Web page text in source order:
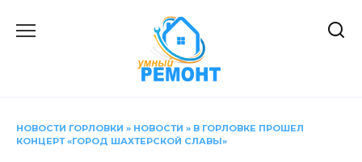
НОВОСТИ ГОРЛОВКИ » НОВОСТИ » В ГОРЛОВКЕ ПРОШЕЛ
КОНЦЕРТ «ГОРОД ШАХТЕРСКОЙ СЛАВЫ»